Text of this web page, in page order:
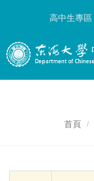
高中生專區
首頁